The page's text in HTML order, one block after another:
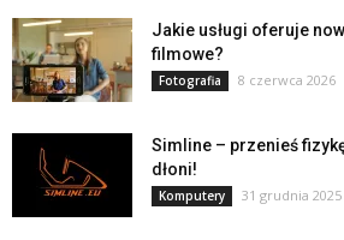
Jakie usługi oferuje
filmowe?
Fotografia 8 czerwca 2026
Simline – przenieś
dłoni!
Komputery 31 grudnia 2025